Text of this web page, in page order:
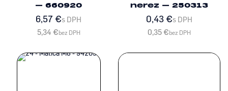
– 660920
6,57 €s DPH
5,34 €bez DPH
nerez – 250313
0,43 €s DPH
0,35€bez DPH